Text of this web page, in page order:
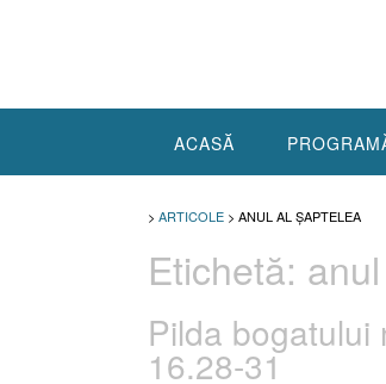
ACASĂ
> ARTICOLE > ANUL AL ŞAPTELEA
Etichetă:
Pilda bogatului
16.28-31